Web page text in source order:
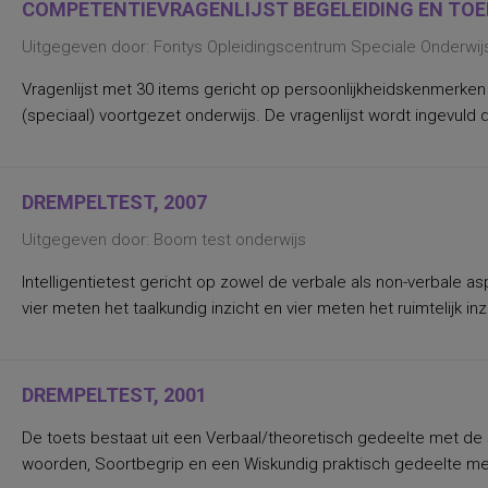
leerjaar van de basisschool in België
de leeftijd van 7 t/m 12 jaar
leeftijd van 7 t/m 12 jaar
leerlingen in de brugklas van het regulier
voortgezet onderwijs in de leeftijd van 13
leerlingen in de brugklas van het vmbo-kb,
regulier voortgezet onderwijs
Basisonderwijs Cito
havo en het vwo van het regulier voortgezet
leerlingen in groep 1 t/m 3 van het
speciaal basisonderwijs
met leesmoeilijkheden
leerlingen in het speciaal onderwijs met
leesmoeilijkheden
COMPETENTIEVRAGENLIJST BEGELEIDING EN
Uitgegeven door: Fontys Opleidingscentrum Speciale
Vragenlijst met 30 items gericht op
(speciaal) voortgezet onderwijs. De vragenlijst wordt ingevuld
DREMPELTEST, 2007
Uitgegeven door: Boom test onderwijs
Intelligentietest gericht op zowel de verbale als non-verbale
vier meten het taalkundig inzicht en vier meten het ruimtelijk
DREMPELTEST, 2001
De toets bestaat uit een Verbaal/theoretisch gedeelte met
woorden, Soortbegrip en een Wiskundig praktisch gedeelte